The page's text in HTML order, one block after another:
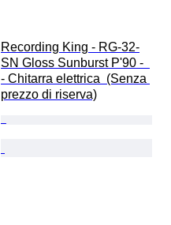
Recording King - RG-32-
SN Gloss Sunburst P'90 -
- Chitarra elettrica  (Senza
prezzo di riserva)